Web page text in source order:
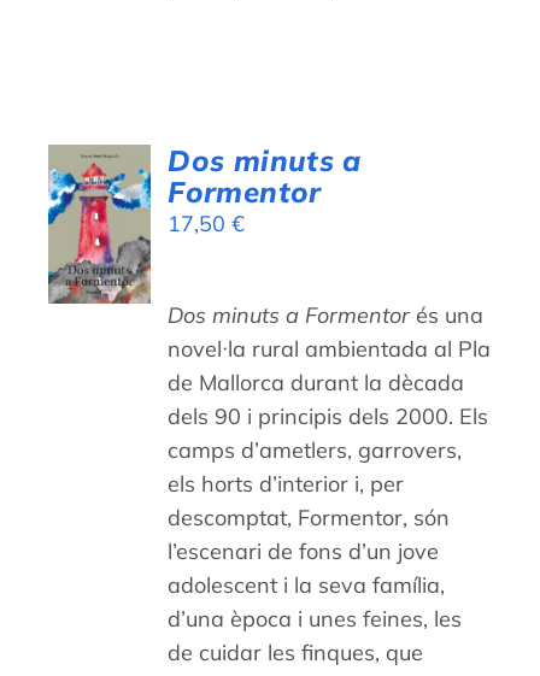
AFEGEIX
A LA
CISTELLA
/
DETALLS
Dos minuts a
Formentor
17,50€
Dos minuts a Formentor és una
novel·la rural ambientada al Pla
de Mallorca durant la dècada
dels 90 i principis dels 2000. Els
camps d’ametlers, garrovers,
els horts d’interior i, per
descomptat, Formentor, són
l’escenari de fons d’un jove
adolescent i la seva família,
d’una època i unes feines, les
de cuidar les finques, que